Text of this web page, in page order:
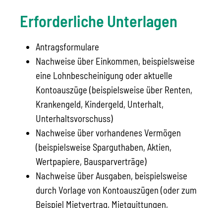
Erforderliche Unterlagen
Antragsformulare
Nachweise über Einkommen, beispielsweise
eine Lohnbescheinigung oder aktuelle
Kontoauszüge (beispielsweise über Renten,
Krankengeld, Kindergeld, Unterhalt,
Unterhaltsvorschuss)
Nachweise über vorhandenes Vermögen
(beispielsweise Sparguthaben, Aktien,
Wertpapiere, Bausparverträge)
Nachweise über Ausgaben, beispielsweise
durch Vorlage von Kontoauszügen (oder zum
Beispiel Mietvertrag, Mietquittungen,